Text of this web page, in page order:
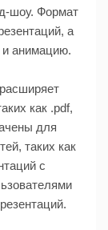
шоу. Формат
а
анимацию.
как .pdf,
для
таких как
с